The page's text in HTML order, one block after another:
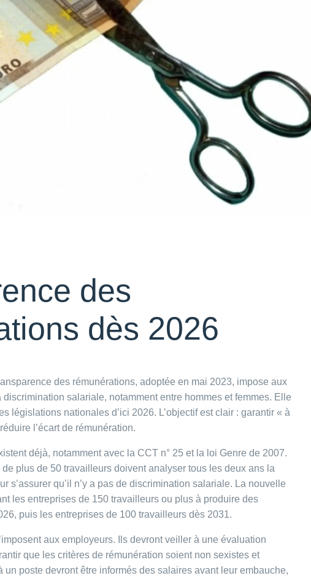
des
dès 2026
des rémunérations, adoptée en mai 2023, impose aux
salariale, notamment entre hommes et femmes. Elle
législations nationales d’ici 2026. L’objectif est clair : garantir « à
l’écart de rémunération.
déjà, notamment avec la CCT n° 25 et la loi Genre de 2007.
plus de 50 travailleurs doivent analyser tous les deux ans la
s’assurer qu’il n’y a pas de discrimination salariale. La nouvelle
les entreprises de 150 travailleurs ou plus à produire des
puis les entreprises de 100 travailleurs dès 2031.
aux employeurs. Ils devront veiller à une évaluation
que les critères de rémunération soient non sexistes et
un poste devront être informés des salaires avant leur embauche,